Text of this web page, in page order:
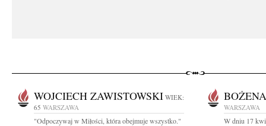
WOJCIECH ZAWISTOWSKI WIEK:
65 WARSZAWA
"Odpoczywaj w Miłości, która obejmuje wszystko."
WARSZAWA
W dniu 17